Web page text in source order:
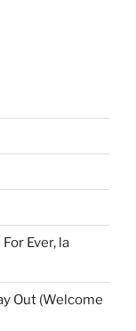
Ever, la
Out (Welcome